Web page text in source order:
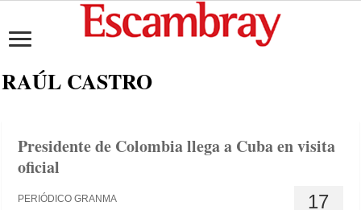
RAÚL CASTRO
Presidente de Colombia llega a Cuba en visita
oficial
17
PERIÓDICO GRANMA